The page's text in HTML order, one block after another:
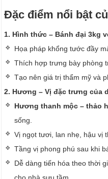
Đặc điểm nổi bật
1. Hình thức – Bánh đại 3kg
Họa pháp khổng tước đầy
Thích hợp trưng bày phòng
Tạo nên giá trị thẩm mỹ và
2. Hương – Vị đặc trưng của
Hương thanh mộc – thảo
sống.
Vị ngọt tươi, lan nhẹ, hậu vị
Tầng vị phong phú sau khi
Dễ dàng tiến hóa theo thời
cho nhà sưu tầm.